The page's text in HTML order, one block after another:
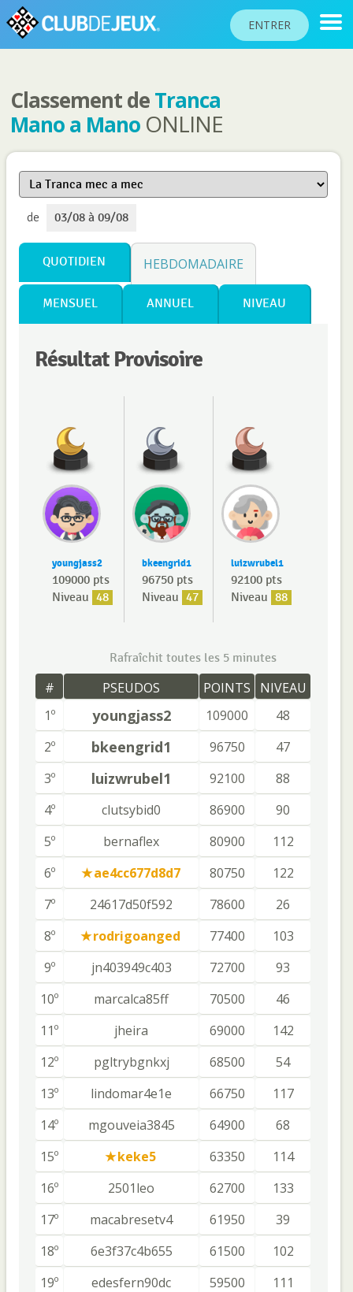
ENTRER
CLASSEMENTS
TOURNOIS
COMMUNAUTÉ
AIDE
PASSEPORT
JOUER
Classement deTranca
Mano a Mano ONLINE
de 03/08 à 09/08
QUOTIDIEN HEBDOMADAIRE
MENSUEL ANNUEL NIVEAU
Résultat Provisoire
youngjass2
109000 pts
Niveau 48
bkeengrid1
96750 pts
Niveau 47
luizwrubel1
92100 pts
Niveau 88
Rafraîchit toutes les 5 minutes
# PSEUDOS POINTS
NIVEAU
1º
youngjass2 109000
48
2º
bkeengrid1 96750
47
3º
luizwrubel1 92100
88
4º
clutsybid0 86900
90
5º
bernaflex 80900
112
6º
ae4cc677d8d7 80750
122
7º
24617d50f592 78600
26
8º
rodrigoanged 77400
103
9º
jn403949c403 72700
93
10º
marcalca85ff 70500
46
11º
jheira 69000
142
12º
pgltrybgnkxj 68500
54
13º
lindomar4e1e 66750
117
14º
mgouveia3845 64900
68
15º
keke5 63350
114
16º
2501leo 62700
133
17º
macabresetv4 61950
39
18º
6e3f37c4b655 61500
102
19º
edesfern90dc 59500
111